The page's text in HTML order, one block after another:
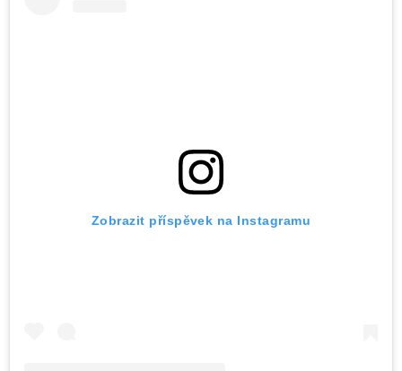
Zobrazit příspěvek na Instagramu